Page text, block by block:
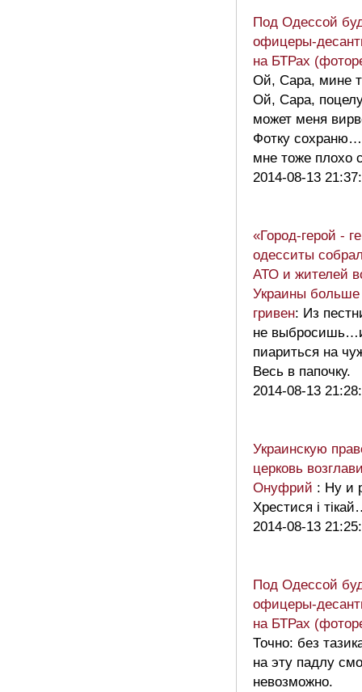
Под Одессой
офицеры-
на БТРах
Ой, Сара, мине
Ой, Сара,
может меня
Фотку
мне тоже
2014-08-13
«Город-герой -
одесситы
АТО и жителей
Украины больше
гривен: Из
не
пиариться на
Весь в папочку.
2014-08-13
Украинскую
церковь
Онуфрий : Ну и
Хрестися і
2014-08-13
Под Одессой
офицеры-
на БТРах
Точно: без
на эту падлу
невозможно.